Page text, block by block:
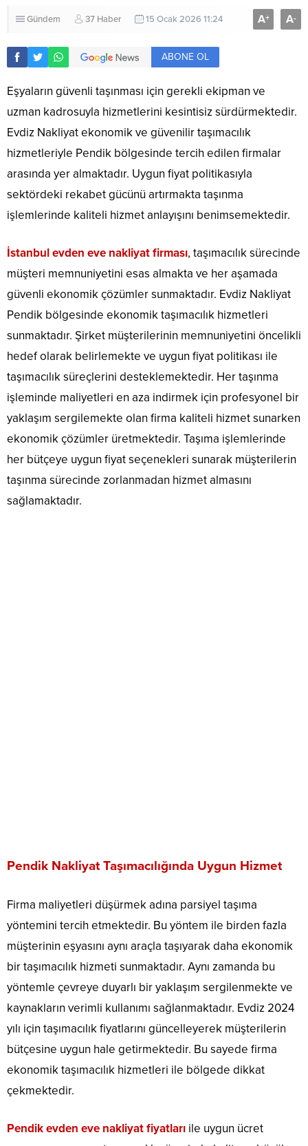
Gündem 37 Haber 15 Ocak 2026 11:24 A+ A-
ABONE OL
Eşyaların güvenli taşınması için gerekli ekipman ve
uzman kadrosuyla hizmetlerini kesintisiz sürdürmektedir.
Evdiz Nakliyat ekonomik ve güvenilir taşımacılık
hizmetleriyle Pendik bölgesinde tercih edilen firmalar
arasında yer almaktadır. Uygun fiyat politikasıyla
sektördeki rekabet gücünü artırmakta taşınma
işlemlerinde kaliteli hizmet anlayışını benimsemektedir.
İstanbul evden eve nakliyat firması, taşımacılık sürecinde
müşteri memnuniyetini esas almakta ve her aşamada
güvenli ekonomik çözümler sunmaktadır. Evdiz Nakliyat
Pendik bölgesinde ekonomik taşımacılık hizmetleri
sunmaktadır. Şirket müşterilerinin memnuniyetini öncelikli
hedef olarak belirlemekte ve uygun fiyat politikası ile
taşımacılık süreçlerini desteklemektedir. Her taşınma
işleminde maliyetleri en aza indirmek için profesyonel bir
yaklaşım sergilemekte olan firma kaliteli hizmet sunarken
ekonomik çözümler üretmektedir. Taşıma işlemlerinde
her bütçeye uygun fiyat seçenekleri sunarak müşterilerin
taşınma sürecinde zorlanmadan hizmet almasını
sağlamaktadır.
Pendik Nakliyat Taşımacılığında Uygun Hizmet
Firma maliyetleri düşürmek adına parsiyel taşıma
yöntemini tercih etmektedir. Bu yöntem ile birden fazla
müşterinin eşyasını aynı araçla taşıyarak daha ekonomik
bir taşımacılık hizmeti sunmaktadır. Aynı zamanda bu
yöntemle çevreye duyarlı bir yaklaşım sergilenmekte ve
kaynakların verimli kullanımı sağlanmaktadır. Evdiz 2024
yılı için taşımacılık fiyatlarını güncelleyerek müşterilerin
bütçesine uygun hale getirmektedir. Bu sayede firma
ekonomik taşımacılık hizmetleri ile bölgede dikkat
çekmektedir.
Pendik evden eve nakliyat fiyatları ile uygun ücret